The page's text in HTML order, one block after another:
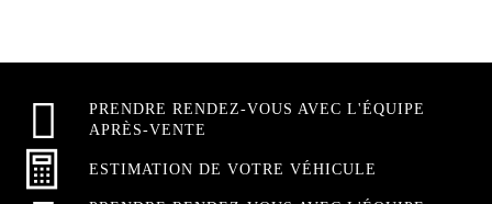
PRENDRE RENDEZ-VOUS AVEC L'ÉQUIPE
APRÈS-VENTE
ESTIMATION DE VOTRE VÉHICULE